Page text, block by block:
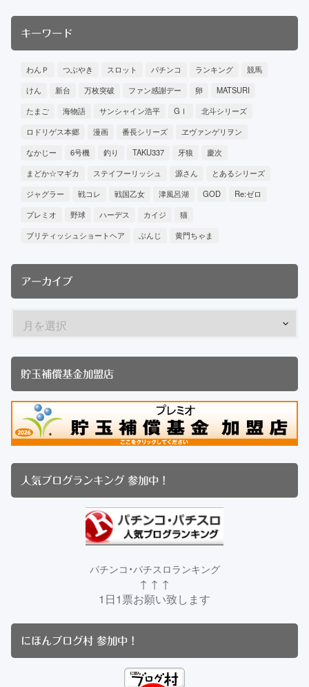
キーワード
わんＰ つぶやき スロット パチンコ ランキング
競馬
けん
新台 万枚突破 ファン感謝デー 卵
MATSURI
たまご
海物語 サンシャイン浩平 GⅠ
北斗シリーズ
ロドリゲス本郷
漫画 番長シリーズ
ヱヴァンゲリヲン
なかじー
6号機 釣り TAKU337 牙狼
慶次
まどか☆マギカ
ステイフーリッシュ 源さん
とあるシリーズ
ジャグラー
戦コレ 戦国乙女 津風呂湖 GOD
Re:ゼロ
プレミオ
野球 ハーデス カイジ
猫
ブリティッシュショートヘア
ぶんじ 黄門ちゃま
アーカイブ
貯玉補償基金加盟店
人気ブログランキング 参加中！
パチンコ・パチスロランキング
↑ ↑ ↑
1日1票お願い致します
にほんブログ村 参加中！